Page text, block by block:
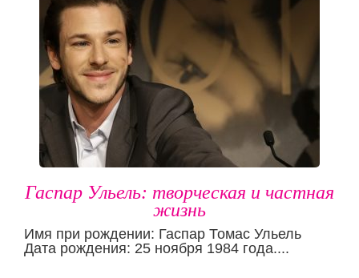
Гаспар Ульель: творческая и частная
жизнь
Имя при рождении: Гаспар Томас Ульель
Дата рождения: 25 ноября 1984 года....